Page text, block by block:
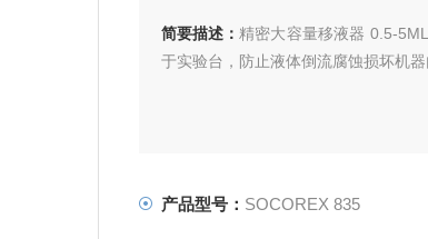
简要描述： 精密大容量移液器 0.5-
于实验台，防止液体倒流腐蚀损坏机
产品型号： SOCOREX 835